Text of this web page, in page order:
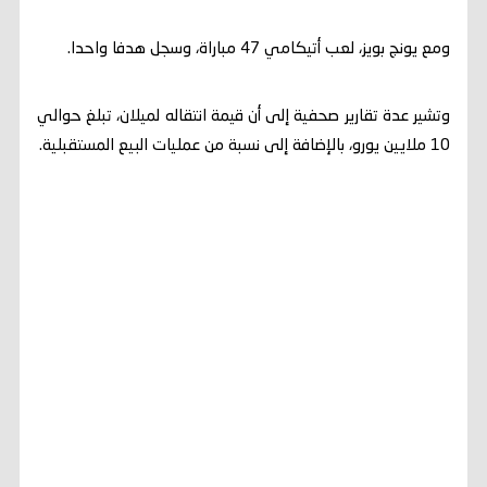
ومع يونج بويز، لعب أتيكامي 47 مباراة، وسجل هدفا واحدا.
وتشير عدة تقارير صحفية إلى أن قيمة انتقاله لميلان، تبلغ حوالي
10 ملايين يورو، بالإضافة إلى نسبة من عمليات البيع المستقبلية.